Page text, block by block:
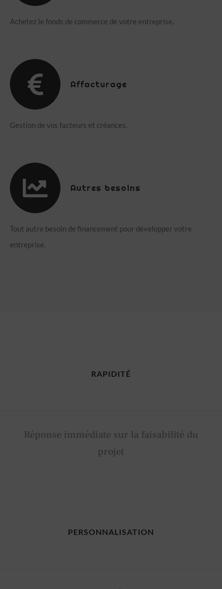
Achetez le fonds de commerce de votre entreprise.
Affacturage
Gestion de vos facteurs et créances.
Autres besoins
Tout autre besoin de financement pour développer votre
entreprise.
RAPIDITÉ
Réponse immédiate sur la faisabilité du
projet
PERSONNALISATION